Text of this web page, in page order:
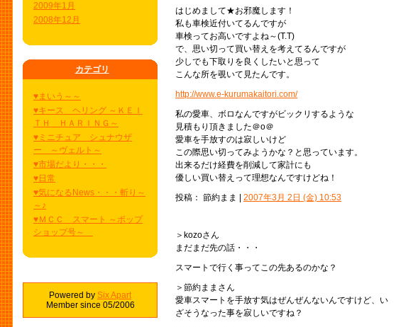
2009年1月
2008年12月
カテゴリ
♥まいう～～
♥キース ヘリング ～ＫＥＩ
ＴＨ ＨＡＲＩＮＧ～
♥ミニチュア シュナウザ
ー ～ヴェルト～
♥市場だより・・・
♥日常
♥気になるNews・・・斬り～
～♪
♥ＭＣＣ スマート ～ポップ
ショップ号～
Powered by Six Apart
Member since 05/2006
はじめまして★お邪魔します！
私も車検近付いてるんですが
車検ってお高いですよね～(T.T)
で、思い切って買い替えを考えてるんですが
少しでも下取りを良くしたいと思って
こんな所を覗いて見たんです。
http://www.e-kurumakaitori.com/
私の愛車、ボロなんですがビックリするような
見積もり頂きました＠o＠
愛車を手放すのは寂しいけど
この際思い切ってみようかな？と思っています。
出来るだけ経費を削減して家計にも
優しい買い替えって理想なんですけどね！
投稿： 節約まま | 2007年3月 2日 (金) 10:53
＞kozoさん
まだまだ先の話・・・
スマートで行く事ってこの先あるのかな？
＞節約ままさん
愛車スマートを手放す気はぜんぜんないんですけど、い
ざそうなった事を寂しいですね？